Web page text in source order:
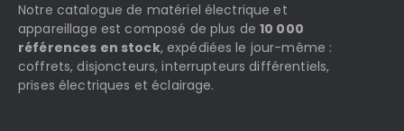
Notre catalogue de matériel électrique et
appareillage est composé de plus de10 000
références en stock, expédiées le jour-même :
coffrets, disjoncteurs, interrupteurs différentiels,
prises électriques et éclairage.